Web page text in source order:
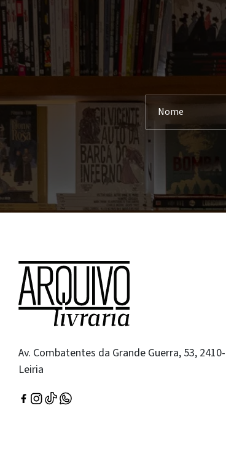
Av. Combatentes da Grande Guerra, 53,
Leiria